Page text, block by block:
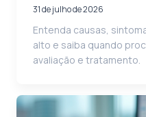
31 de julho de 2026
Entenda causas,
alto e saiba quando
avaliação e tratamento.